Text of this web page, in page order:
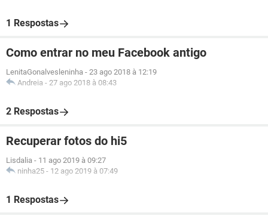
1 Respostas
Como entrar no meu Facebook antigo
LenitaGonalvesleninha - 23 ago 2018 à 12:19
Andreia - 27 ago 2018 à 08:43
2 Respostas
Recuperar fotos do hi5
Lisdalia - 11 ago 2019 à 09:27
ninha25 - 12 ago 2019 à 07:49
1 Respostas